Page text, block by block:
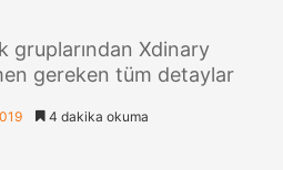
gruplarından Xdinary
gereken tüm detaylar
4 dakika okuma